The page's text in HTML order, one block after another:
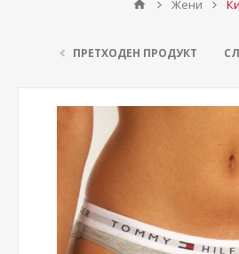
Жени
ПРЕТХОДЕН ПРОДУКТ